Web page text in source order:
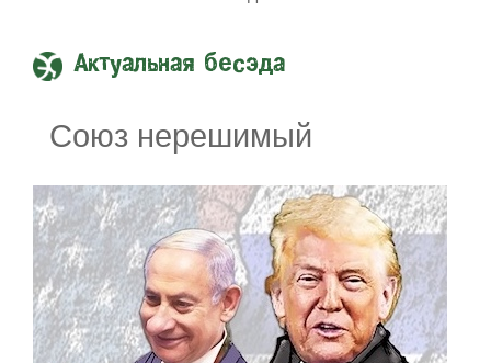
Актуальная бесэда
Союз нерешимый